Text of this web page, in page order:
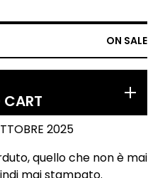
ON SALE
2025
quello che non è mai